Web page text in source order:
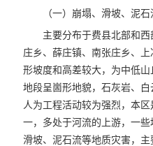
（一）崩塌、滑坡、泥
主要分布于费县北部和
庄乡、薛庄镇、南张庄乡、
形坡度和高差较大，为中低
地段呈崮形地貌，石灰岩、白
人为工程活动较为强烈，本
一，多处于河流的上游，一些
滑坡、泥石流等地质灾害，